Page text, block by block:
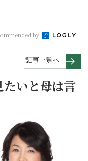
by
記事一覧へ
いと母は言